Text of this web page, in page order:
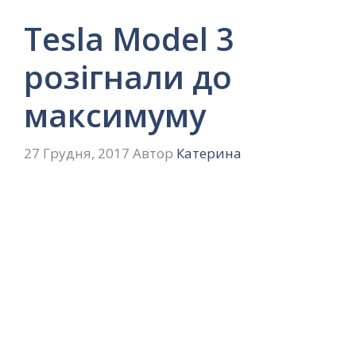
Tesla Model 3
розігнали до
максимуму
27 Грудня, 2017 Автор Катерина